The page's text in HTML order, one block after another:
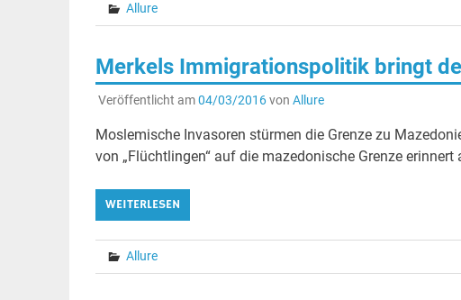
Allure
Merkels Immigrationspolitik bringt
Veröffentlicht am04/03/2016von Allure
Moslemische Invasoren stürmen die Grenze zu
von „Flüchtlingen“ auf die mazedonische Grenze erinnert
WEITERLESEN
Allure